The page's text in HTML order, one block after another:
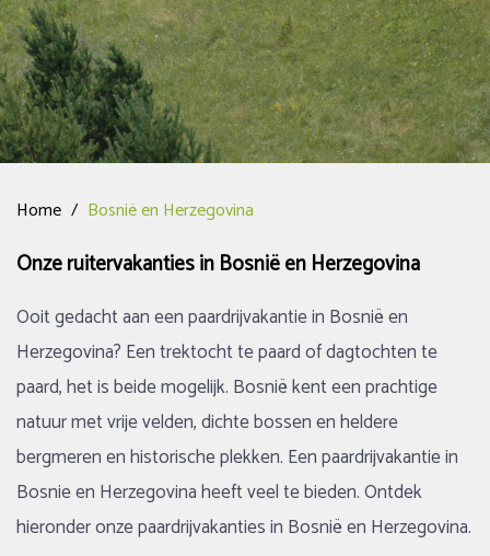
Home / Bosnië en Herzegovina
Onze ruitervakanties in Bosnië en Herzegovina
Ooit gedacht aan een paardrijvakantie in Bosnië en
Herzegovina? Een trektocht te paard of dagtochten te
paard, het is beide mogelijk. Bosnië kent een prachtige
natuur met vrije velden, dichte bossen en heldere
bergmeren en historische plekken. Een paardrijvakantie in
Bosnie en Herzegovina heeft veel te bieden. Ontdek
hieronder onze paardrijvakanties in Bosnië en Herzegovina.